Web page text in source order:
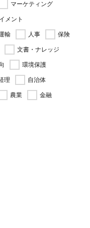
マーケティング
メント
輸 人事
保険
文書・ナレッジ
環境保護
理
自治体
農業 金融